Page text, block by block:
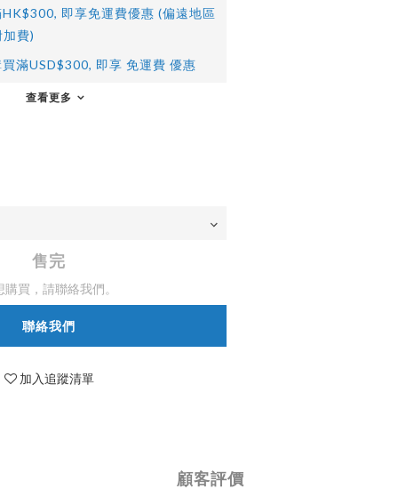
即享免運費優惠 (偏遠地區
費)
滿USD$300, 即享 免運費 優惠
查看更多
售完
購買，請聯絡我們。
聯絡我們
加入追蹤清單
顧客評價